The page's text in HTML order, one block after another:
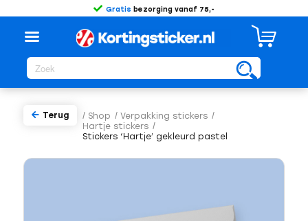
Gratis bezorging vanaf 75,-
/ Shop / Verpakking stickers /
Hartje stickers /
Stickers ‘Hartje’ gekleurd pastel
Terug